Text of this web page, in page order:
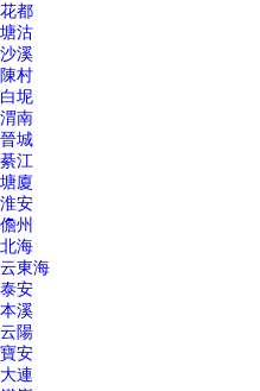
花都
塘沽
沙溪
陳村
白坭
渭南
晉城
綦江
塘廈
淮安
儋州
北海
云東海
泰安
本溪
云陽
寶安
大連